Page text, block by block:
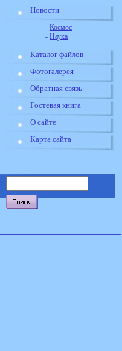
Новости
- Космос
- Наука
Каталог файлов
Фотогалерея
Обратная связь
Гостевая книга
О сайте
Карта сайта